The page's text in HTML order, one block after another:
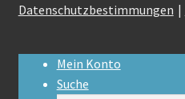
Datenschutzbestimmungen
Mein Konto
Suche